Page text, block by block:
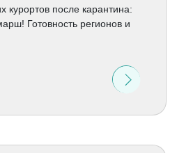
курортов после карантина:
Готовность регионов и